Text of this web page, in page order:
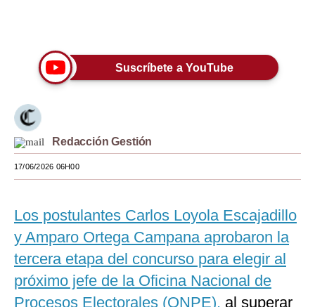
Lujo
Viajes
Moda
Estilos
Mundo
México
España
Internacional
Tecnología
Suscríbete a YouTube
Redacción Gestión
17/06/2026 06H00
Los postulantes Carlos Loyola Escajadillo
y Amparo Ortega Campana aprobaron la
tercera etapa del concurso para elegir al
próximo jefe de la Oficina Nacional de
Procesos Electorales (ONPE), al superar